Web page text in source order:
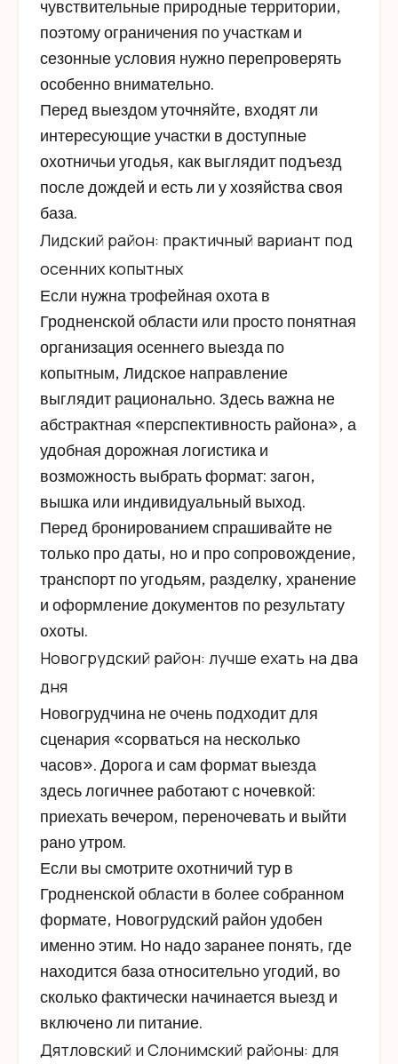
чувствительные природные территории,
поэтому ограничения по участкам и
сезонные условия нужно перепроверять
особенно внимательно.
Перед выездом уточняйте, входят ли
интересующие участки в доступные
охотничьи угодья, как выглядит подъезд
после дождей и есть ли у хозяйства своя
база.
Лидский район: практичный вариант под
осенних копытных
Если нужна трофейная охота в
Гродненской области или просто понятная
организация осеннего выезда по
копытным, Лидское направление
выглядит рационально. Здесь важна не
абстрактная «перспективность района», а
удобная дорожная логистика и
возможность выбрать формат: загон,
вышка или индивидуальный выход.
Перед бронированием спрашивайте не
только про даты, но и про сопровождение,
транспорт по угодьям, разделку, хранение
и оформление документов по результату
охоты.
Новогрудский район: лучше ехать на два
дня
Новогрудчина не очень подходит для
сценария «сорваться на несколько
часов». Дорога и сам формат выезда
здесь логичнее работают с ночевкой:
приехать вечером, переночевать и выйти
рано утром.
Если вы смотрите охотничий тур в
Гродненской области в более собранном
формате, Новогрудский район удобен
именно этим. Но надо заранее понять, где
находится база относительно угодий, во
сколько фактически начинается выезд и
включено ли питание.
Дятловский и Слонимский районы: для